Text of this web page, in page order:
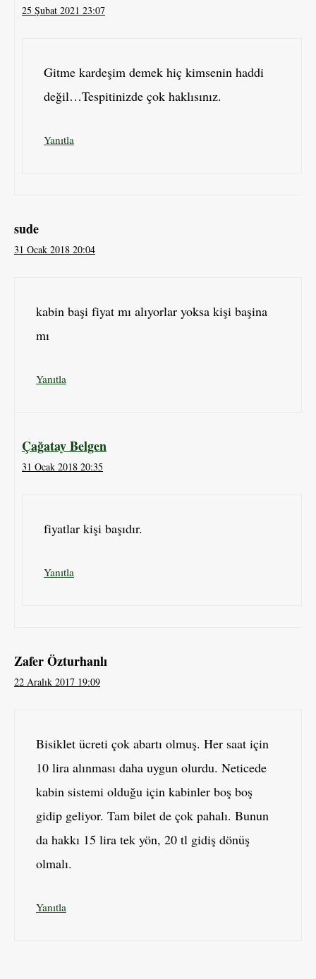
25 Şubat 2021 23:07
Gitme kardeşim demek hiç kimsenin haddi
değil…Tespitinizde çok haklısınız.
Yanıtla
sude
31 Ocak 2018 20:04
kabin başi fiyat mı alıyorlar yoksa kişi başina
mı
Yanıtla
Çağatay Belgen
31 Ocak 2018 20:35
fiyatlar kişi başıdır.
Yanıtla
Zafer Özturhanlı
22 Aralık 2017 19:09
Bisiklet ücreti çok abartı olmuş. Her saat için
10 lira alınması daha uygun olurdu. Neticede
kabin sistemi olduğu için kabinler boş boş
gidip geliyor. Tam bilet de çok pahalı. Bunun
da hakkı 15 lira tek yön, 20 tl gidiş dönüş
olmalı.
Yanıtla